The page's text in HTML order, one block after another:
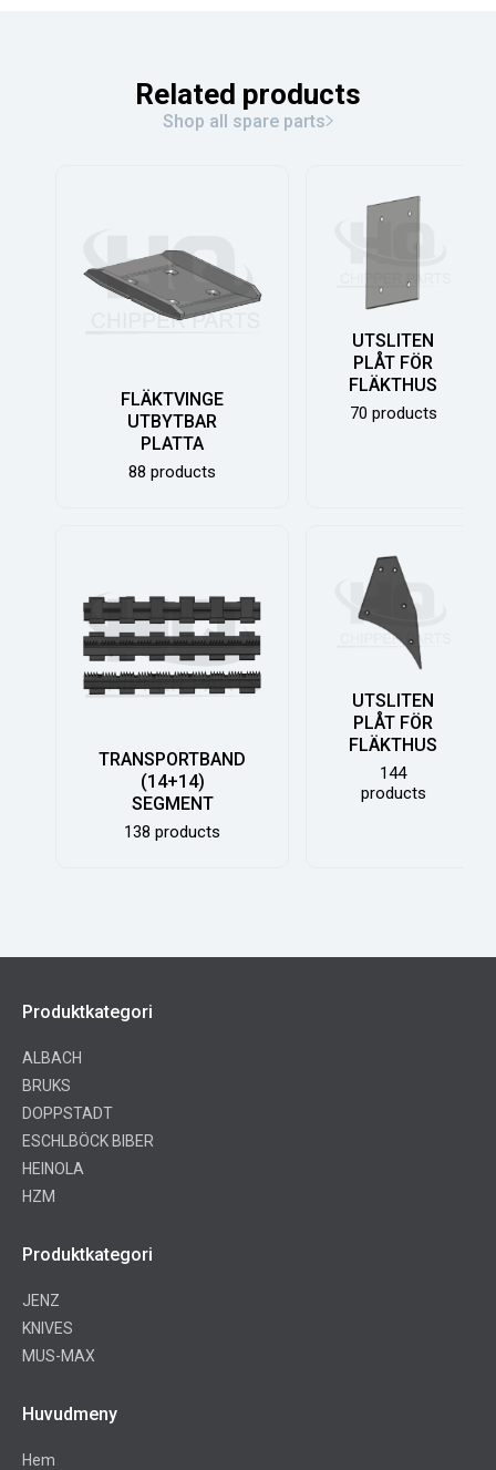
Related products
Shop all spare parts
FLÄKTVINGE
UTBYTBAR
PLATTA
88 products
UTSLITEN
PLÅT FÖR
FLÄKTHUS
70 products
TRANSPORTBAND
(14+14)
SEGMENT
138 products
UTSLITEN
PLÅT FÖR
FLÄKTHUS
144
products
Produktkategori
ALBACH
BRUKS
DOPPSTADT
ESCHLBÖCK BIBER
HEINOLA
HZM
Produktkategori
JENZ
KNIVES
MUS-MAX
Huvudmeny
Hem